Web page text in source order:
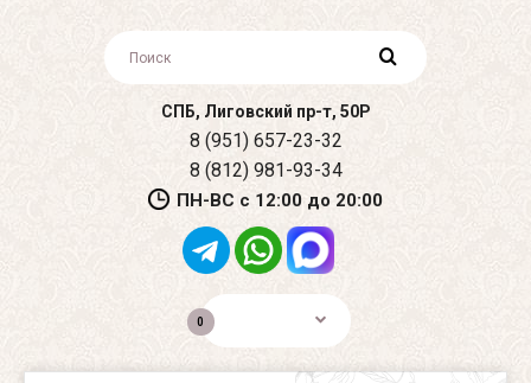
СПБ, Лиговский пр-т, 50Р
8 (951) 657-23-32
8 (812) 981-93-34
ПН-ВС с 12:00 до 20:00
0